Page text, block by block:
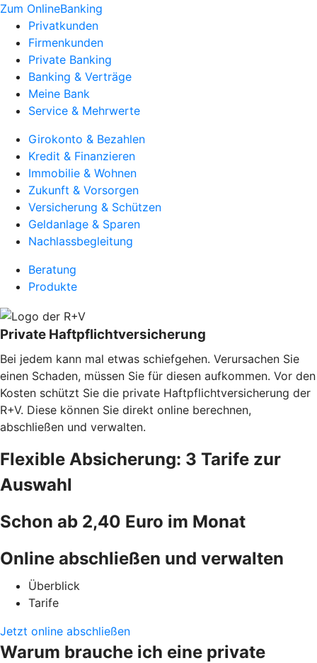
Zum OnlineBanking
Privatkunden
Firmenkunden
Private Banking
Banking & Verträge
Meine Bank
Service & Mehrwerte
Girokonto & Bezahlen
Kredit & Finanzieren
Immobilie & Wohnen
Zukunft & Vorsorgen
Versicherung & Schützen
Geldanlage & Sparen
Nachlassbegleitung
Beratung
Produkte
Private Haftpflichtversicherung
Bei jedem kann mal etwas schiefgehen. Verursachen Sie
einen Schaden, müssen Sie für diesen aufkommen. Vor den
Kosten schützt Sie die private Haftpflichtversicherung der
R+V. Diese können Sie direkt online berechnen,
abschließen und verwalten.
Flexible Absicherung: 3 Tarife zur
Auswahl
Schon ab 2,40 Euro im Monat
Online abschließen und verwalten
Überblick
Tarife
Jetzt online abschließen
Warum brauche ich eine private